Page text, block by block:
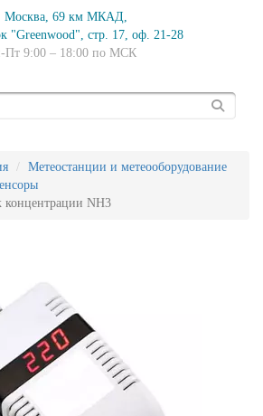
Москва, 69 км МКАД,
"Greenwood", стр. 17, оф. 21-28
Пт 9:00 – 18:00 по МСК
Метеостанции и метеооборудование
концентрации NH3